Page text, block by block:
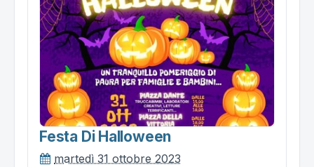
Festa Di Halloween
martedì 31 ottobre 2023